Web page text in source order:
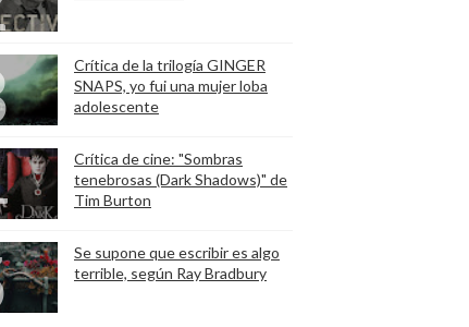
Crítica de la trilogía GINGER
SNAPS, yo fui una mujer loba
adolescente
Crítica de cine: "Sombras
tenebrosas (Dark Shadows)" de
Tim Burton
Se supone que escribir es algo
terrible, según Ray Bradbury